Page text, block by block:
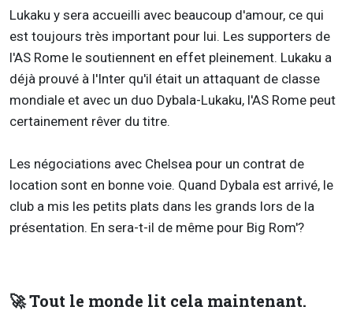
Lukaku y sera accueilli avec beaucoup d'amour, ce qui
est toujours très important pour lui. Les supporters de
l'AS Rome le soutiennent en effet pleinement. Lukaku a
déjà prouvé à l'Inter qu'il était un attaquant de classe
mondiale et avec un duo Dybala-Lukaku, l'AS Rome peut
certainement rêver du titre.
Les négociations avec Chelsea pour un contrat de
location sont en bonne voie. Quand Dybala est arrivé, le
club a mis les petits plats dans les grands lors de la
présentation. En sera-t-il de même pour Big Rom'?
🚀 Tout le monde lit cela maintenant.